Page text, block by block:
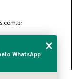
WhatsApp